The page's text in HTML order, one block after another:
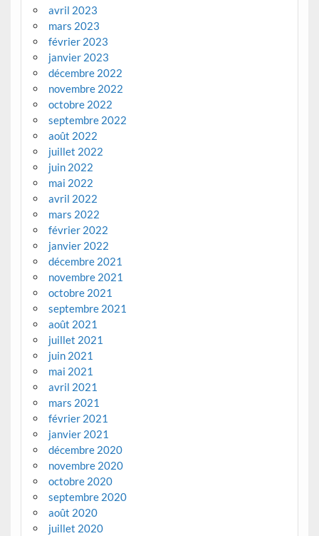
avril 2023
mars 2023
février 2023
janvier 2023
décembre 2022
novembre 2022
octobre 2022
septembre 2022
août 2022
juillet 2022
juin 2022
mai 2022
avril 2022
mars 2022
février 2022
janvier 2022
décembre 2021
novembre 2021
octobre 2021
septembre 2021
août 2021
juillet 2021
juin 2021
mai 2021
avril 2021
mars 2021
février 2021
janvier 2021
décembre 2020
novembre 2020
octobre 2020
septembre 2020
août 2020
juillet 2020